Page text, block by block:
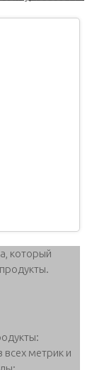
который
всех метрик и